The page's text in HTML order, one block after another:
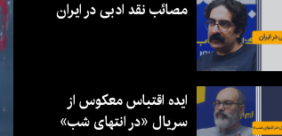
مصائب نقد ادبی در ایران
ایده اقتباس معکوس از
سریال «در انتهای شب»